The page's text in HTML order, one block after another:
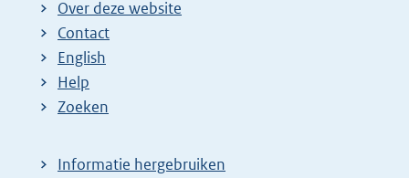
Over deze website
Contact
English
Help
Zoeken
Informatie hergebruiken